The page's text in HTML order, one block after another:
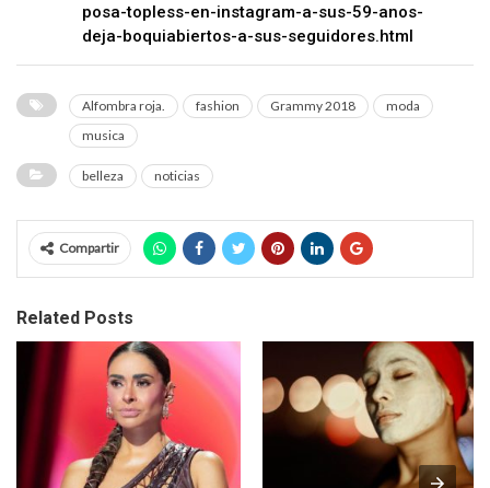
posa-topless-en-instagram-a-sus-59-anos-
deja-boquiabiertos-a-sus-seguidores.html
Alfombra roja. fashion Grammy 2018
moda
musica
belleza noticias
Compartir
Related Posts